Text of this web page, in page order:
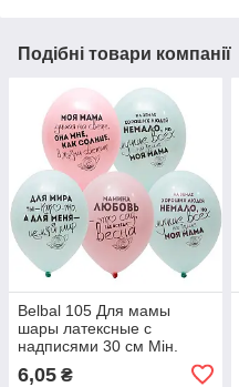
Подібні товари компанії
Belbal 105 Для мамы
шары латексные с
надписями 30 см Мін.
6,05 ₴